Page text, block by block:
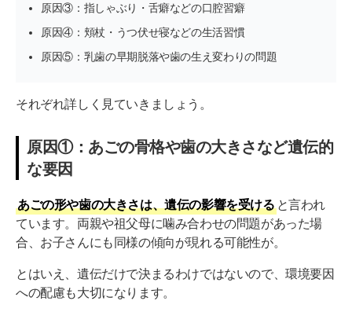
リスク⑤：発音障害や滑舌の問題が生じる
年代別クロスバイト矯正の開始時期
子供のクロスバイト矯正は5〜6歳から
大人のクロスバイト矯正は何歳からでも治療は可能
治療を先延ばしにすると外科手術が必要になることがあ
る
クロスバイト矯正の費用相場
クロスバイトは早期発見・早期治療で健康な噛み合
わせを
原因③：指しゃぶり・舌癖などの口腔習癖
原因④：頬杖・うつ伏せ寝などの生活習慣
原因⑤：乳歯の早期脱落や歯の生え変わりの問題
それぞれ詳しく見ていきましょう。
原因①：あごの骨格や歯の大きさなど遺伝的
な要因
あごの形や歯の大きさは、遺伝の影響を受ける と言われ
ています。両親や祖父母に噛み合わせの問題があった場
合、お子さんにも同様の傾向が現れる可能性が。
とはいえ、遺伝だけで決まるわけではないので、環境要因
への配慮も大切になります。